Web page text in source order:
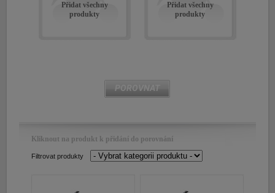
Přidat všechny
produkty
Přidat všechny
produkty
POROVNAT
Kliknout na produkt k přidání do porovnání
Filtrovat produkty